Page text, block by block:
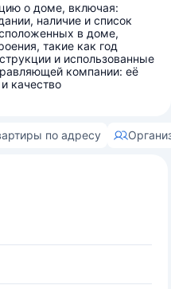
о доме, включая:
наличие и список
в доме,
такие как год
и использованные
компании: её
качество
по адресу